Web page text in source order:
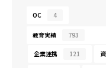
OC 4
教育実績 793
企業連携 121